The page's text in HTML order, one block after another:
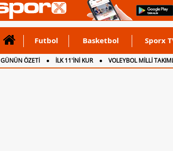
Futbol Basketbol Sporx
GÜNÜN ÖZETİ İLK 11'İNİ KUR VOLEYBOL MİLLİ
CANLI ANLATIM
İNGİLTERE